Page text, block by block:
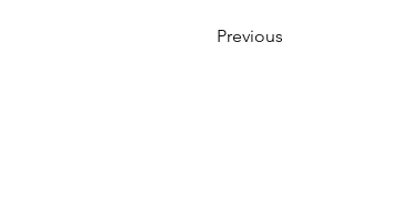
Previous